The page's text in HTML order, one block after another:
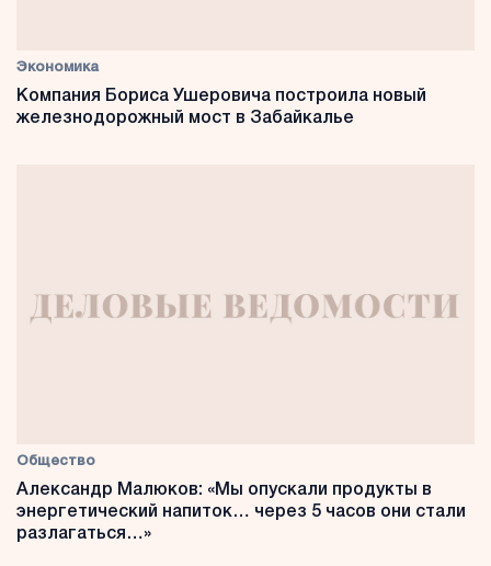
Экономика
Компания Бориса Ушеровича построила новый
железнодорожный мост в Забайкалье
Общество
Александр Малюков: «Мы опускали продукты в
энергетический напиток… через 5 часов они стали
разлагаться…»